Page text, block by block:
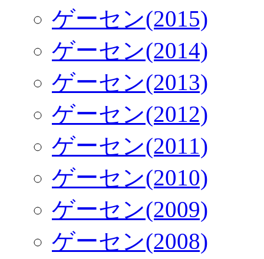
ゲーセン(2015)
ゲーセン(2014)
ゲーセン(2013)
ゲーセン(2012)
ゲーセン(2011)
ゲーセン(2010)
ゲーセン(2009)
ゲーセン(2008)